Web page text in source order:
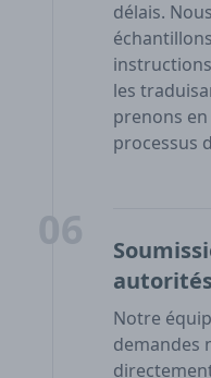
délais.
les
prenons
processus
autorités
Notre
demandes